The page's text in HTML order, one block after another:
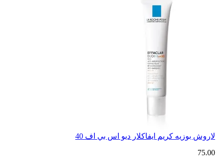
لاروش بوزيه كريم ايفاكلار ديو اس بي اف 40
75.00